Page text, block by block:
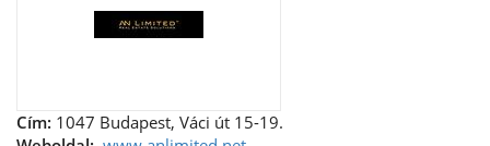
Cím: 1047 Budapest, Váci út 15-19.